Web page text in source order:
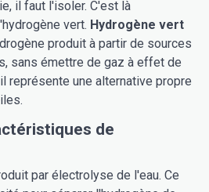
il faut l'isoler. C'est là
vert. Hydrogène vert
produit à partir de sources
sans émettre de gaz à effet de
représente une alternative propre
de
par électrolyse de l'eau. Ce